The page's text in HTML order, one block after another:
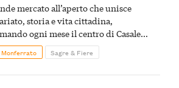
mercato all’aperto che unisce
storia e vita cittadina,
ogni mese il centro di Casale
in un luogo di scoperta e racconto
Monferrato Sagre & Fiere